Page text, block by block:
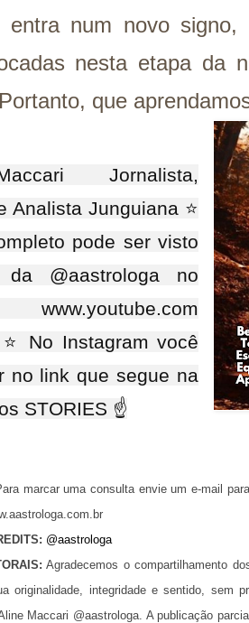
num novo signo,
nesta etapa da
que
Jornalista,
Analista Junguiana ⭐
pode ser visto
@aastrologa no
www.youtube.com
⭐ No Instagram você
no link que segue na
STORIES ☝
marcar uma consulta envie um e-mail
: @aastrologa
Agradecemos o compartilhamento
originalidade, integridade e sentido, sem
Maccari @aastrologa. A publicação